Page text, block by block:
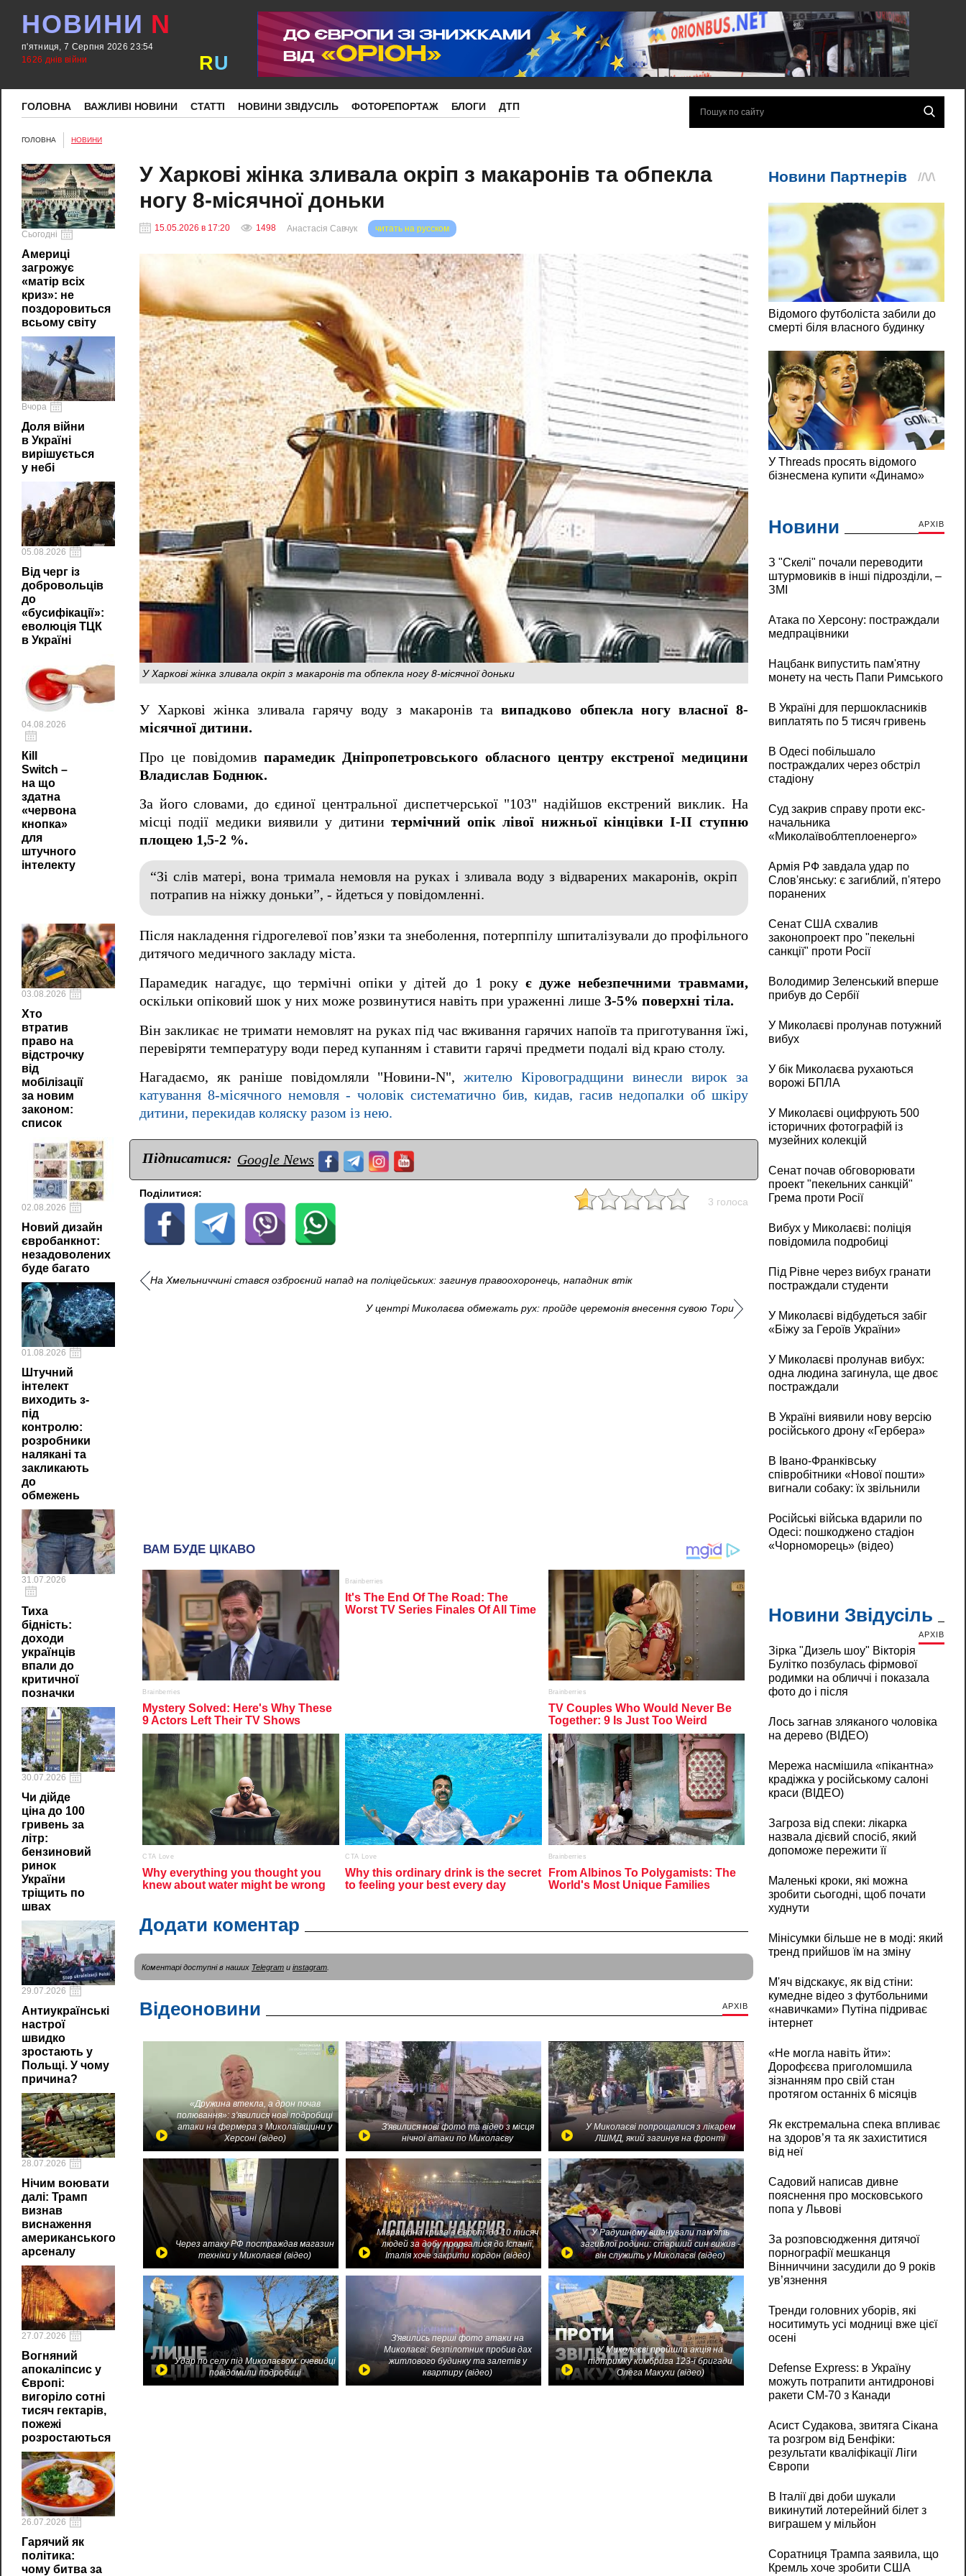
НОВИНИ N
п'ятниця, 7 Серпня 2026 23:54
1626 днів війни
RU
ГОЛОВНА ВАЖЛИВІ НОВИНИ СТАТТІ НОВИНИ ЗВІДУСІЛЬ ФОТОРЕПОРТАЖ БЛОГИ ДТП
ГОЛОВНА НОВИНИ
Сьогодні
Америці
загрожує
«матір всіх
криз»: не
поздоровиться
всьому світу
Вчора
Доля війни
в Україні
вирішується
у небі
05.08.2026
Від черг із
добровольців
до
«бусифікації»:
еволюція ТЦК
в Україні
04.08.2026
Кill
Switch –
на що
здатна
«червона
кнопка»
для
штучного
інтелекту
03.08.2026
Хто
втратив
право на
відстрочку
від
мобілізації
за новим
законом:
список
02.08.2026
Новий дизайн
євробанкнот:
незадоволених
буде багато
01.08.2026
Штучний
інтелект
виходить з-
під
контролю:
розробники
налякані та
закликають
до
обмежень
31.07.2026
Тиха
бідність:
доходи
українців
впали до
критичної
позначки
30.07.2026
Чи дійде
ціна до 100
гривень за
літр:
бензиновий
ринок
України
тріщить по
швах
29.07.2026
Антиукраїнські
настрої
швидко
зростають у
Польщі. У чому
причина?
28.07.2026
Нічим воювати
далі: Трамп
визнав
виснаження
американського
арсеналу
27.07.2026
Вогняний
апокаліпсис у
Європі:
вигоріло сотні
тисяч гектарів,
пожежі
розростаються
26.07.2026
Гарячий як
політика:
чому битва за
У Харкові жінка зливала окріп з макаронів та обпекла
ногу 8-місячної доньки
15.05.2026 в 17:20 1498 читать на русском
Анастасія Савчук
У Харкові жінка зливала окріп з макаронів та обпекла ногу 8-місячної доньки
У Харкові жінка зливала гарячу воду з макаронів тавипадково обпекла ногу власної 8-
місячної дитини.
Про це повідомив парамедик Дніпропетровського обласного центру екстреної медицини
Владислав Боднюк.
За його словами, до єдиної центральної диспетчерської "103" надійшов екстрений виклик. На
місці події медики виявили у дитини термічний опік лівої нижньої кінцівки І-ІІ ступню
площею 1,5-2 %.
“Зі слів матері, вона тримала немовля на руках і зливала воду з відварених макаронів, окріп
потрапив на ніжку доньки”, - йдеться у повідомленні.
Після накладення гідрогелевої повʼязки та знеболення, потерппілу шпиталізували до профільного
дитячого медичного закладу міста.
Парамедик нагадує, що термічні опіки у дітей до 1 року є дуже небезпечними травмами,
оскільки опіковий шок у них може розвинутися навіть при ураженні лише 3-5% поверхні тіла.
Він закликає не тримати немовлят на руках під час вживання гарячих напоїв та приготування їжі,
перевіряти температуру води перед купанням і ставити гарячі предмети подалі від краю столу.
Нагадаємо, як раніше повідомляли "Новини-N",жителю Кіровоградщини винесли вирок за
катування 8-місячного немовля - чоловік систематично бив, кидав, гасив недопалки об шкіру
дитини, перекидав коляску разом із нею.
Підписатися: Google News
Поділитися:
3 голоса
На Хмельниччині стався озброєний напад на поліцейських: загинув правоохоронець, нападник втік
У центрі Миколаєва обмежать рух: пройде церемонія внесення сувою Тори
Додати коментар
Коментарі доступні в наших Telegram и instagram
Відеоновини АРХІВ
«Дружина втекла, а дрон почав
полювання»: з'явилися нові подробиці
атаки на фермера з Миколаївщини у
Херсоні (відео)
З'явилися нові фото та відео з місця
нічної атаки по Миколаєву
У Миколаєві попрощалися з лікарем
ЛШМД, який загинув на фронті
Через атаку РФ постраждав магазин
техніки у Миколаєві (відео)
Міграційна криза в Європі: до 10 тисяч
людей за добу прорвалися до Іспанії,
Італія хоче закрити кордон (відео)
У Радушному вшанували пам'ять
загиблої родини: старший син вижив -
він служить у Миколаєві (відео)
Удар по селу під Миколаєвом: очевидці
повідомили подробиці
З'явились перші фото атаки на
Миколаєві: безпілотник пробив дах
житлового будинку та залетів у
квартиру (відео)
У Миколаєві пройшла акція на
підтримку комбрига 123-ї бригади
Олега Макухи (відео)
Новини АРХІВ
З "Скелі" почали переводити
штурмовиків в інші підрозділи, –
ЗМІ
Атака по Херсону: постраждали
медпрацівники
Нацбанк випустить пам'ятну
монету на честь Папи Римського
В Україні для першокласників
виплатять по 5 тисяч гривень
В Одесі побільшало
постраждалих через обстріл
стадіону
Суд закрив справу проти екс-
начальника
«Миколаївоблтеплоенерго»
Армія РФ завдала удар по
Слов'янську: є загиблий, п'ятеро
поранених
Сенат США схвалив
законопроект про "пекельні
санкції" проти Росії
Володимир Зеленський вперше
прибув до Сербії
У Миколаєві пролунав потужний
вибух
У бік Миколаєва рухаються
ворожі БПЛА
У Миколаєві оцифрують 500
історичних фотографій із
музейних колекцій
Сенат почав обговорювати
проект "пекельних санкцій"
Грема проти Росії
Вибух у Миколаєві: поліція
повідомила подробиці
Під Рівне через вибух гранати
постраждали студенти
У Миколаєві відбудеться забіг
«Біжу за Героїв України»
У Миколаєві пролунав вибух:
одна людина загинула, ще двоє
постраждали
В Україні виявили нову версію
російського дрону «Гербера»
В Івано-Франківську
співробітники «Нової пошти»
вигнали собаку: їх звільнили
Російські війська вдарили по
Одесі: пошкоджено стадіон
«Чорноморець» (відео)
Новини Звідусіль
АРХІВ
Зірка "Дизель шоу" Вікторія
Булітко позбулась фірмової
родимки на обличчі і показала
фото до і після
Лось загнав зляканого чоловіка
на дерево (ВІДЕО)
Мережа насмішила «пікантна»
крадіжка у російському салоні
краси (ВІДЕО)
Загроза від спеки: лікарка
назвала дієвий спосіб, який
допоможе пережити її
Маленькі кроки, які можна
зробити сьогодні, щоб почати
худнути
Мінісумки більше не в моді: який
тренд прийшов їм на зміну
М'яч відскакує, як від стіни:
кумедне відео з футбольними
«навичками» Путіна підриває
інтернет
«Не могла навіть йти»:
Дорофєєва приголомшила
зізнанням про свій стан
протягом останніх 6 місяців
Як екстремальна спека впливає
на здоров’я та як захиститися
від неї
Садовий написав дивне
пояснення про московського
попа у Львові
За розповсюдження дитячої
порнографії мешканця
Вінниччини засудили до 9 років
ув’язнення
Тренди головних уборів, які
носитимуть усі модниці вже цієї
осені
Defense Express: в Україну
можуть потрапити антидронові
ракети CM-70 з Канади
Асист Судакова, звитяга Сікана
та розгром від Бенфіки:
результати кваліфікації Ліги
Європи
В Італії дві доби шукали
викинутий лотерейний білет з
виграшем у мільйон
Соратниця Трампа заявила, що
Кремль хоче зробити США